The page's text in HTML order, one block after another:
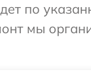
по
мы